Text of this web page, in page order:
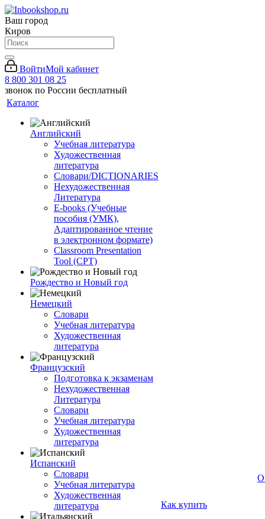
Ваш город
Киров
ВойтиМой кабинет
8 800 301 08 25
звонок по России бесплатный
Каталог
Английский
Учебная литература
Художественная
литература
Словари/DICTIONARIES
Нехудожественная
Литература
E-books (Учебные
пособия (УМК),
Адаптированное чтение
в электронном формате)
Classroom Presentation
Tool (CPT)
Рождество и Новый год
Немецкий
Словари
Учебная литература
Художественная
литература
Французский
Подготовка к экзаменам
Нехудожественная
Литература
Словари
Учебная литература
Художественная
литература
Испанский
Словари
Учебная литература
Художественная
литература
Как купить
О